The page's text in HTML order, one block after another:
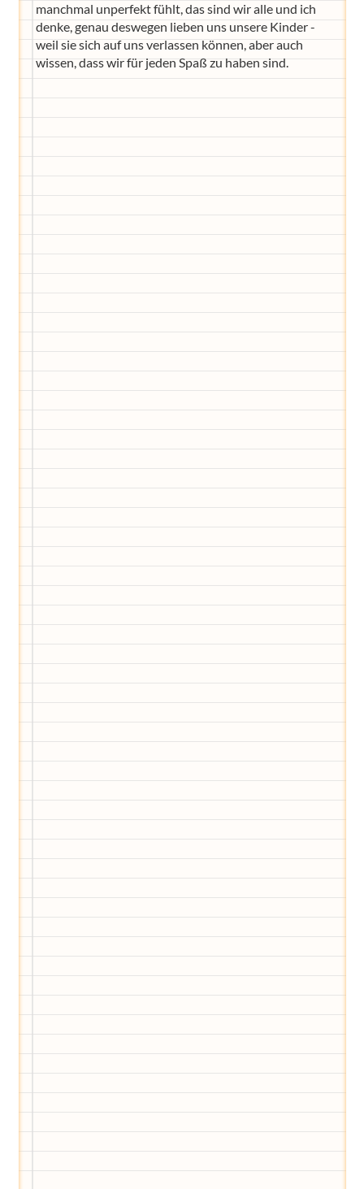
manchmal unperfekt fühlt, das sind wir alle und ich
denke, genau deswegen lieben uns unsere Kinder -
weil sie sich auf uns verlassen können, aber auch
wissen, dass wir für jeden Spaß zu haben sind.